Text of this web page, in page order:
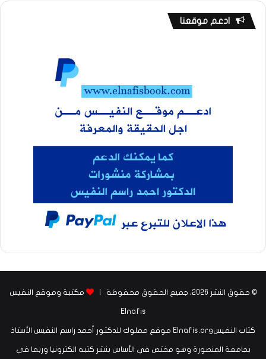
ادعم موقعنا
© حقوق النشر 2026، جميع الحقوق محفوظة | مكتبة وموقع النفيس
Elnafis
كتاب النفيسElnafis.org موقع مملوك للدكتور أحمد راسم النفيس الأستاذ
بجامعة المنصورة وهو مختص في الأساس بنشر كتبه الكترونيا وربما في